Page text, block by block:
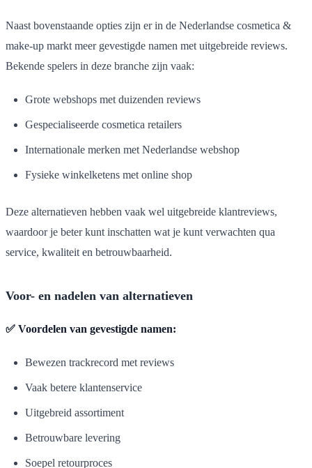
Naast bovenstaande opties zijn er in de Nederlandse cosmetica &
make-up markt meer gevestigde namen met uitgebreide reviews.
Bekende spelers in deze branche zijn vaak:
Grote webshops met duizenden reviews
Gespecialiseerde cosmetica retailers
Internationale merken met Nederlandse webshop
Fysieke winkelketens met online shop
Deze alternatieven hebben vaak wel uitgebreide klantreviews,
waardoor je beter kunt inschatten wat je kunt verwachten qua
service, kwaliteit en betrouwbaarheid.
Voor- en nadelen van alternatieven
✅ Voordelen van gevestigde namen:
Bewezen trackrecord met reviews
Vaak betere klantenservice
Uitgebreid assortiment
Betrouwbare levering
Soepel retourproces